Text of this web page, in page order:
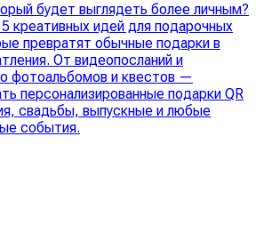
будет выглядеть более личным?
креативных идей для подарочных
превратят обычные подарки в
От видеопосланий и
фотоальбомов и квестов —
персонализированные подарки QR
свадьбы, выпускные и любые
события.